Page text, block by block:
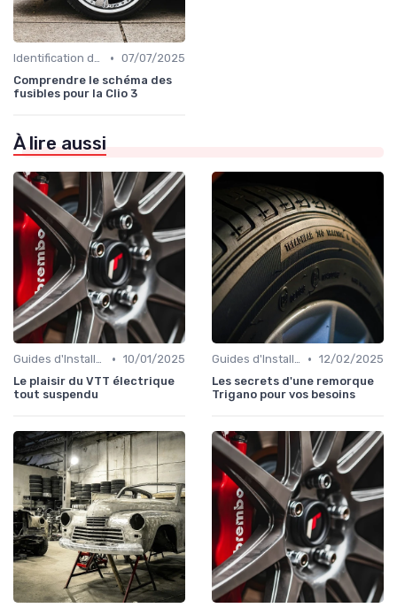
Identification de la Pièce Nécessaire • 07/07/2025
Comprendre le schéma des
fusibles pour la Clio 3
À lire aussi
Guides d'Installation et de Réparation • 10/01/2025
Le plaisir du VTT électrique
tout suspendu
Guides d'Installation et de Réparation • 12/02/2025
Les secrets d'une remorque
Trigano pour vos besoins